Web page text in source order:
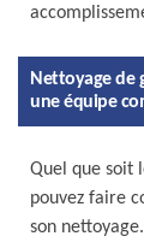
Nettoyage de
une équipe
Quel que soit
pouvez faire
son